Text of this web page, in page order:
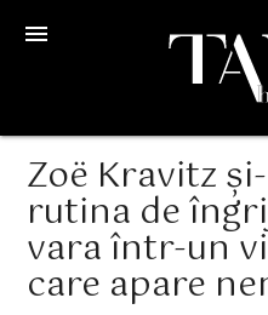
menu
Zoë Kravitz
rutina de
vara într-un
care apare